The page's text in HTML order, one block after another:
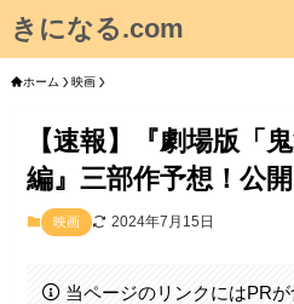
きになる.com
ホーム 映画
【速報】『劇場版「
編』三部作予想！公
映画 2024年7月15日
当ページのリンクにはPRが